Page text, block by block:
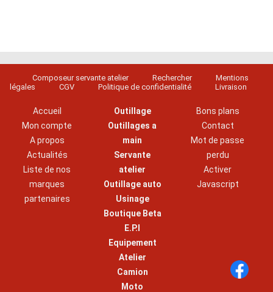
Composeur servante atelier Rechercher
Mentions
légales
CGV Politique de confidentialité Livraison
Accueil
Mon compte
A propos
Actualités
Liste de nos
marques
partenaires
Outillage
Outillages a
main
Servante
atelier
Outillage auto
Usinage
Boutique Beta
E.P.I
Equipement
Atelier
Camion
Moto
Bons plans
Contact
Mot de passe
perdu
Activer
Javascript